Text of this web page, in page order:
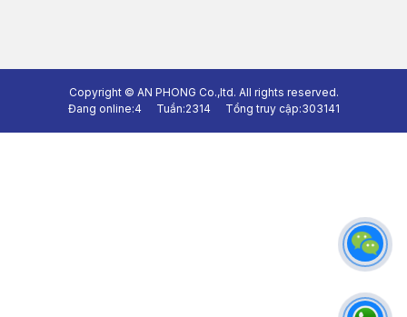
Copyright © AN PHONG Co.,ltd. All rights reserved.
Đang online:4 Tuần:2314 Tổng truy cập:303141